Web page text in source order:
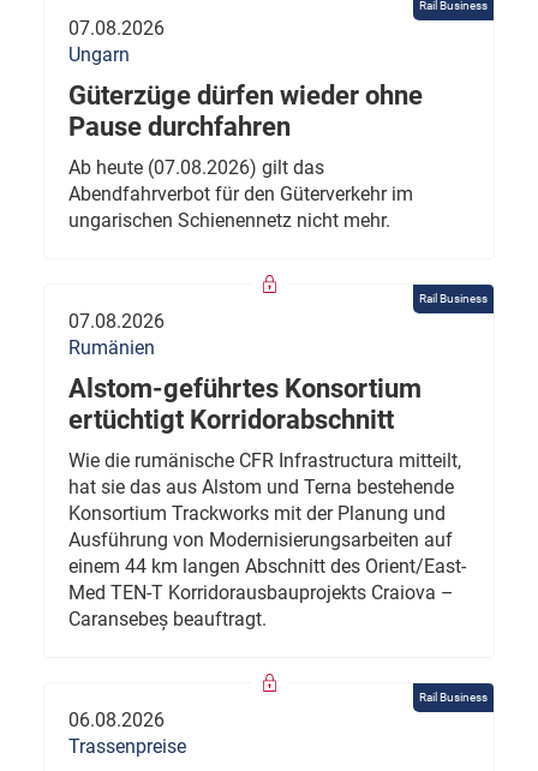
Rail Business
07.08.2026
Ungarn
Güterzüge dürfen wieder ohne
Pause durchfahren
Ab heute (07.08.2026) gilt das
Abendfahrverbot für den Güterverkehr im
ungarischen Schienennetz nicht mehr.
Rail Business
07.08.2026
Rumänien
Alstom-geführtes Konsortium
ertüchtigt Korridorabschnitt
Wie die rumänische CFR Infrastructura mitteilt,
hat sie das aus Alstom und Terna bestehende
Konsortium Trackworks mit der Planung und
Ausführung von Modernisierungsarbeiten auf
einem 44 km langen Abschnitt des Orient/East-
Med TEN-T Korridorausbauprojekts Craiova –
Caransebeș beauftragt.
Rail Business
06.08.2026
Trassenpreise